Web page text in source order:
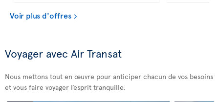
Voir plus d'offres
Voyager avec Air Transat
Nous mettons tout en œuvre pour anticiper chacun de vos besoins
et vous faire voyager l’esprit tranquille.